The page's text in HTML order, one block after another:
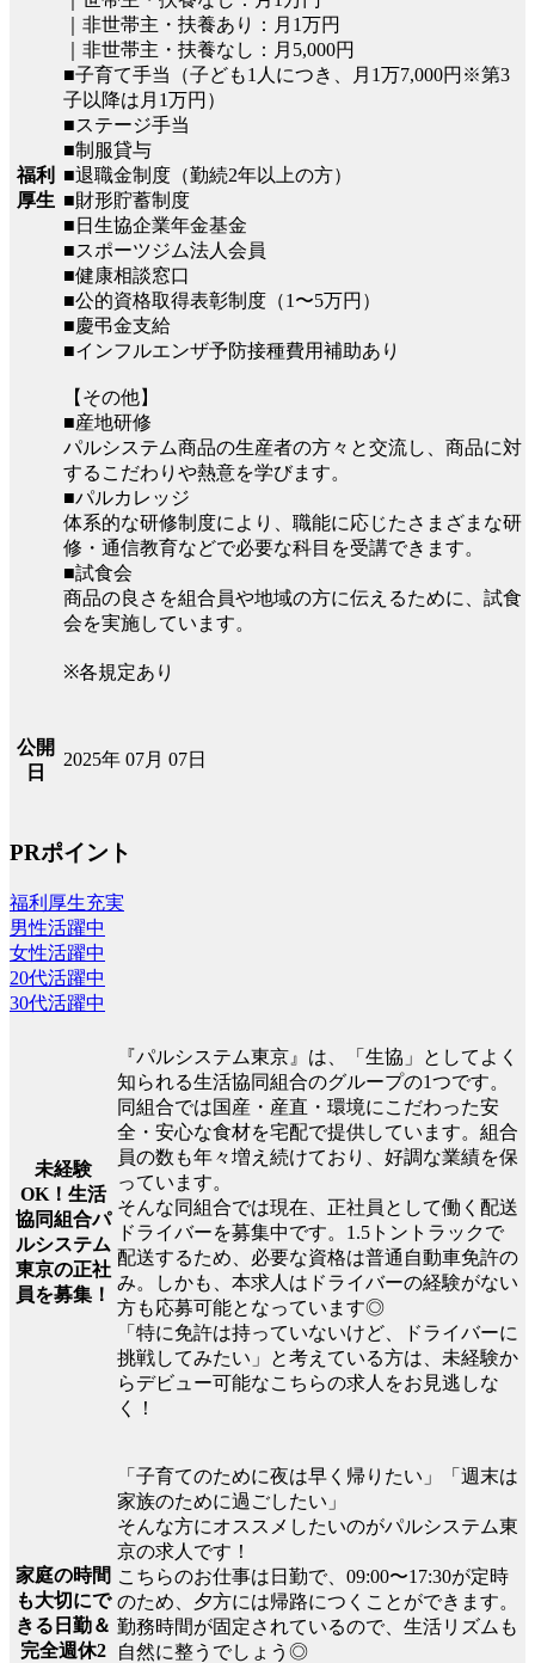
福利
厚生
｜非世帯主・扶養あり：月1万円
｜非世帯主・扶養なし：月5,000円
■子育て手当（子ども1人につき、月1万7,000円※第3
子以降は月1万円）
■ステージ手当
■制服貸与
■退職金制度（勤続2年以上の方）
■財形貯蓄制度
■日生協企業年金基金
■スポーツジム法人会員
■健康相談窓口
■公的資格取得表彰制度（1〜5万円）
■慶弔金支給
■インフルエンザ予防接種費用補助あり
【その他】
■産地研修
パルシステム商品の生産者の方々と交流し、商品に対
するこだわりや熱意を学びます。
■パルカレッジ
体系的な研修制度により、職能に応じたさまざまな研
修・通信教育などで必要な科目を受講できます。
■試食会
商品の良さを組合員や地域の方に伝えるために、試食
会を実施しています。
※各規定あり
公開
日
2025年 07月 07日
PRポイント
福利厚生充実
男性活躍中
女性活躍中
20代活躍中
30代活躍中
未経験
OK！生活
協同組合パ
ルシステム
東京の正社
員を募集！
『パルシステム東京』は、「生協」としてよく
知られる生活協同組合のグループの1つです。
同組合では国産・産直・環境にこだわった安
全・安心な食材を宅配で提供しています。組合
員の数も年々増え続けており、好調な業績を保
っています。
そんな同組合では現在、正社員として働く配送
ドライバーを募集中です。1.5トントラックで
配送するため、必要な資格は普通自動車免許の
み。しかも、本求人はドライバーの経験がない
方も応募可能となっています◎
「特に免許は持っていないけど、ドライバーに
挑戦してみたい」と考えている方は、未経験か
らデビュー可能なこちらの求人をお見逃しな
く！
家庭の時間
も大切にで
きる日勤＆
完全週休2
「子育てのために夜は早く帰りたい」「週末は
家族のために過ごしたい」
そんな方にオススメしたいのがパルシステム東
京の求人です！
こちらのお仕事は日勤で、09:00〜17:30が定時
のため、夕方には帰路につくことができます。
勤務時間が固定されているので、生活リズムも
自然に整うでしょう◎